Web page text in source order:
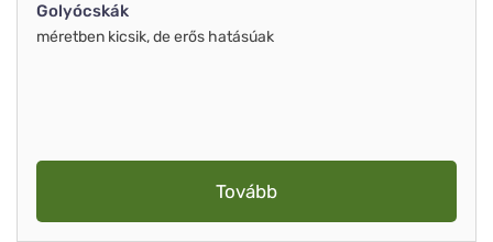
Golyócskák
méretben kicsik, de erős hatásúak
Tovább